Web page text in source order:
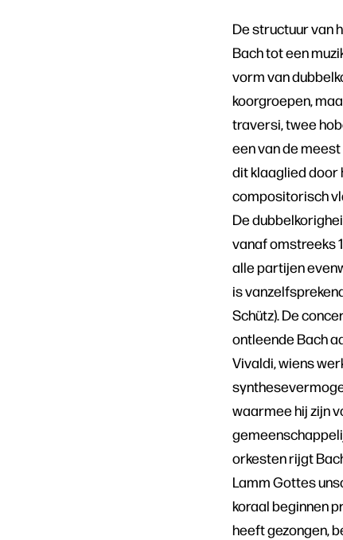
De structuur van
Bach tot een
vorm van
koorgroepen,
traversi, twee
een van de
dit klaaglied door
compositorisch
De
vanaf omstreeks
alle partijen
is
Schütz). De
ontleende Bach
Vivaldi, wiens
waarmee hij zijn
orkesten rijgt
Lamm Gottes
koraal beginnen
heeft gezongen,